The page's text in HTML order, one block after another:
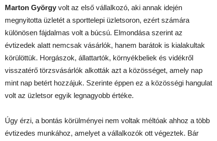
Marton György volt az első vállalkozó, aki annak idején
megnyitotta üzletét a sporttelepi üzletsoron, ezért számára
különösen fájdalmas volt a búcsú. Elmondása szerint az
évtizedek alatt nemcsak vásárlók, hanem barátok is kialakultak
körülöttük. Horgászok, állattartók, környékbeliek és vidékről
visszatérő törzsvásárlók alkották azt a közösséget, amely nap
mint nap betért hozzájuk. Szerinte éppen ez a közösségi hangulat
volt az üzletsor egyik legnagyobb értéke.
Úgy érzi, a bontás körülményei nem voltak méltóak ahhoz a több
évtizedes munkához, amelyet a vállalkozók ott végeztek. Bár